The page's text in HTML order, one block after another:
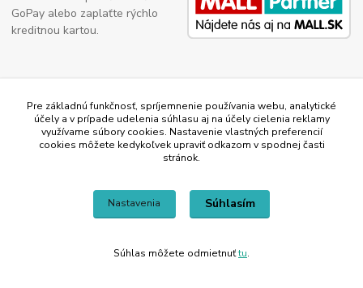
GoPay alebo zaplaťte rýchlo
kreditnou kartou.
NAŠE ĎALŠIE WEBY:
www.odhrncaposparadlo.sk
Pre základnú funkčnosť, spríjemnenie používania webu, analytické
účely a v prípade udelenia súhlasu aj na účely cielenia reklamy
využívame súbory cookies. Nastavenie vlastných preferencií
cookies môžete kedykoľvek upraviť odkazom v spodnej časti
stránok.
Nastavenia Súhlasím
Súhlas môžete odmietnuťtu.